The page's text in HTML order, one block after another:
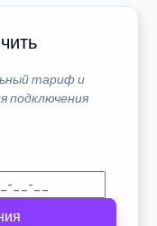
тариф и
подключения